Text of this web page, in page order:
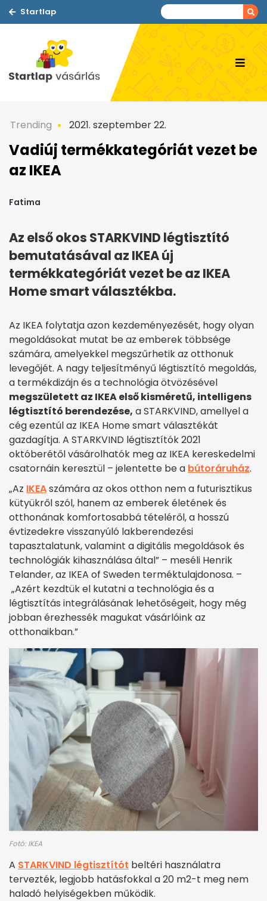
Startlap
Trending 2021. szeptember 22.
Vadiúj termékkategóriát vezet be
az IKEA
Fatima
Az első okos STARKVIND légtisztító
bemutatásával az IKEA új
termékkategóriát vezet be az IKEA
Home smart választékba.
Az IKEA folytatja azon kezdeményezését, hogy olyan
megoldásokat mutat be az emberek többsége
számára, amelyekkel megszűrhetik az otthonuk
levegőjét. A nagy teljesítményű légtisztító megoldás,
a termékdizájn és a technológia ötvözésével
megszületett az IKEA első kisméretű, intelligens
légtisztító berendezése, a STARKVIND, amellyel a
cég ezentúl az IKEA Home smart választékát
gazdagítja. A STARKVIND légtisztítók 2021
októberétől vásárolhatók meg az IKEA kereskedelmi
csatornáin keresztül – jelentette be a bútoráruház.
„Az IKEAszámára az okos otthon nem a futurisztikus
kütyükről szól, hanem az emberek életének és
otthonának komfortosabbá tételéről, a hosszú
évtizedekre visszanyúló lakberendezési
tapasztalatunk, valamint a digitális megoldások és
technológiák kihasználása által” – meséli Henrik
Telander, az IKEA of Sweden terméktulajdonosa. –
„Azért kezdtük el kutatni a technológia és a
légtisztítás integrálásának lehetőségeit, hogy még
jobban érezhessék magukat vásárlóink az
otthonaikban.”
Fotó: IKEA
A STARKVIND légtisztítót beltéri használatra
tervezték, legjobb hatásfokkal a 20 m2-t meg nem
haladó helyiségekben működik.